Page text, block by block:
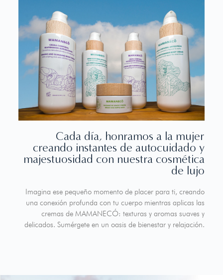
Cada día, honramos a la mujer
creando instantes de autocuidado y
majestuosidad con nuestra cosmética
de lujo
Imagina ese pequeño momento de placer para ti, creando
una conexión profunda con tu cuerpo mientras aplicas las
cremas de MAMANECÓ: texturas y aromas suaves y
delicados. Sumérgete en un oasis de bienestar y relajación.